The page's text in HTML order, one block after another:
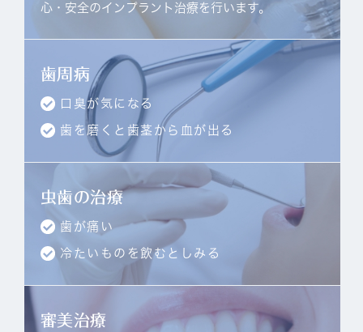
心・安全のインプラント治療を行います。
歯周病
口臭が気になる
歯を磨くと歯茎から血が出る
虫歯の治療
歯が痛い
冷たいものを飲むとしみる
審美治療